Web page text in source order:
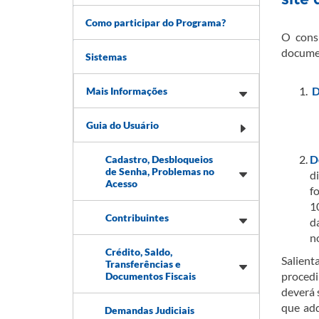
Como participar do Programa?
Sistemas
Mais Informações
Guia do Usuário
Cadastro, Desbloqueios
de Senha, Problemas no
Acesso
Contribuintes
Crédito, Saldo,
Transferências e
Documentos Fiscais
Demandas Judiciais
​O
deverá
que